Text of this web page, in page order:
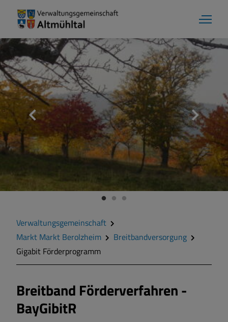
Markt Markt Berolzheim
Grußwort
Kontakt
Zahlen und Daten
Geschichte
Wappen
Gemeinderat
Verwaltungsgemeinschaft
Markt Markt Berolzheim
Breitbandversorgung
Gigabit Förderprogramm
Breitband Förderverfahren -
BayGibitR